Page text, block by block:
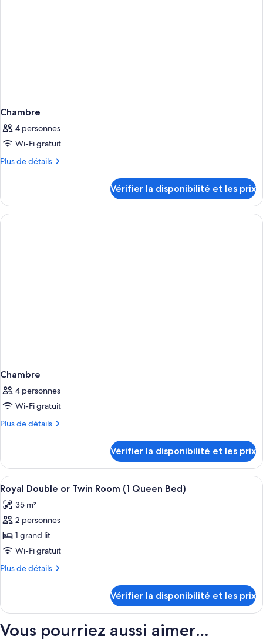
Chambre
4 personnes
Wi-Fi gratuit
Plus de détails
Plus
le
type
de
Vérifier la disponibilité et les prix
Chambre
4 personnes
Wi-Fi gratuit
Plus de détails
Plus
le
type
de
chambre
Chambre
Vérifier la disponibilité et les prix
Afficher
toutes
les
photos
pour
ce
type
Royal
Double
or
Minibar, coffres-forts dans les
8
Royal Double or Twin Room (1 Queen Bed)
35 m²
2 personnes
1 grand lit
Wi-Fi gratuit
Plus de détails
Plus
le
de
Vérifier la disponibilité et les prix
Vous pourriez aussi aimer…